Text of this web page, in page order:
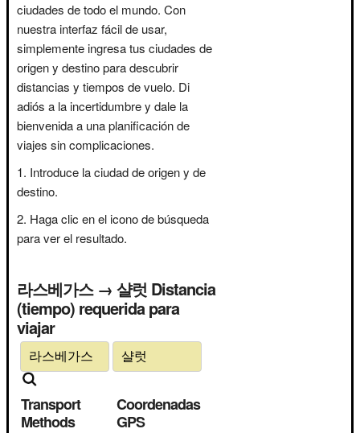
ciudades de todo el mundo. Con
nuestra interfaz fácil de usar,
simplemente ingresa tus ciudades de
origen y destino para descubrir
distancias y tiempos de vuelo. Di
adiós a la incertidumbre y dale la
bienvenida a una planificación de
viajes sin complicaciones.
Introduce la ciudad de origen y de
destino.
Haga clic en el icono de búsqueda
para ver el resultado.
라스베가스 → 샬럿 Distancia
(tiempo) requerida para
viajar
Transport
Methods
Coordenadas
GPS